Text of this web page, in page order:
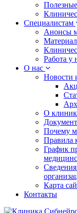
Специалистам
Анонсы
Работа у
О нас
Новости
О
Почему
Правила
График
Карта
Контакты